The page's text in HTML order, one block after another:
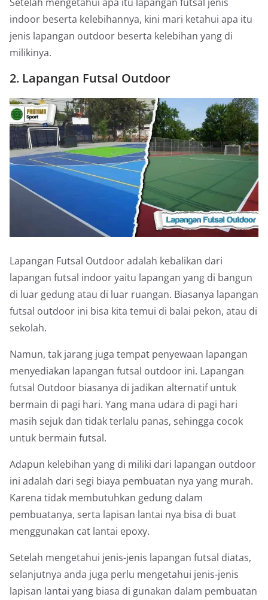
indoor beserta kelebihannya, kini mari ketahui apa itu
jenis lapangan outdoor beserta kelebihan yang di
milikinya.
2. Lapangan Futsal Outdoor
Lapangan Futsal Outdoor adalah kebalikan dari
lapangan futsal indoor yaitu lapangan yang di bangun
di luar gedung atau di luar ruangan. Biasanya lapangan
futsal outdoor ini bisa kita temui di balai pekon, atau di
sekolah.
Namun, tak jarang juga tempat penyewaan lapangan
menyediakan lapangan futsal outdoor ini. Lapangan
futsal Outdoor biasanya di jadikan alternatif untuk
bermain di pagi hari. Yang mana udara di pagi hari
masih sejuk dan tidak terlalu panas, sehingga cocok
untuk bermain futsal.
Adapun kelebihan yang di miliki dari lapangan outdoor
ini adalah dari segi biaya pembuatan nya yang murah.
Karena tidak membutuhkan gedung dalam
pembuatanya, serta lapisan lantai nya bisa di buat
menggunakan cat lantai epoxy.
Setelah mengetahui jenis-jenis lapangan futsal diatas,
selanjutnya anda juga perlu mengetahui jenis-jenis
lapisan lantai yang biasa di gunakan dalam pembuatan